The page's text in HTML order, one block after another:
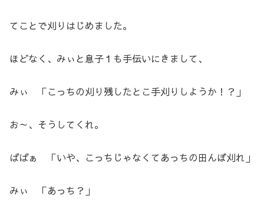
てことで刈りはじめました。
ほどなく、みぃと息子１も手伝いにきまして、
みぃ 「こっちの刈り残したとこ手刈りしようか！？」
お～、そうしてくれ。
ばばぁ 「いや、こっちじゃなくてあっちの田んぼ刈れ」
みぃ 「あっち？」